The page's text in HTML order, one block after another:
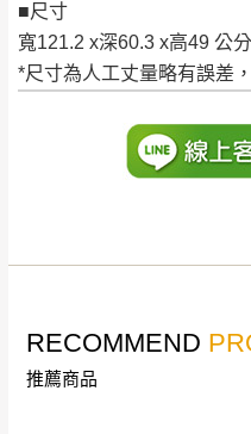
■尺寸
寬121.2 x深60.3 x高49 公分
*尺寸為人工丈量略有誤差
回收,免付費清運專線
▪️
殺價，商品均已最低價
予折扣，請密切注意。
日內若未接獲您的
予保留(訂單自動取消)
RECOMMEND
推薦商品